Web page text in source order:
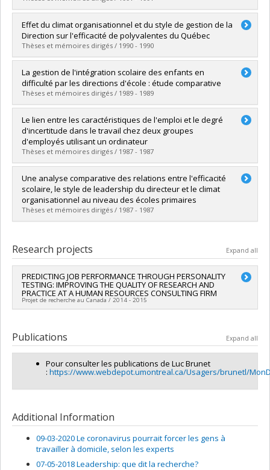
Lien vers le document dans Papyrus
Graduate :Chagnon, Yves
Cycle :Doctoral
Grade :Ph. D.
Lien vers le document dans Papyrus
Effet du climat organisationnel et du style de gestion de la
Direction sur l'efficacité de polyvalentes du Québec
Thèses et mémoires dirigés / 1990 - 1990
Graduate :Corriveau, Lise
Cycle :Doctoral
Grade :Ph. D.
Lien vers le document dans Papyrus
La gestion de l'intégration scolaire des enfants en
difficulté par les directions d'école : étude comparative
Thèses et mémoires dirigés / 1989 - 1989
Graduate :Parent, Ghyslain
Cycle :Doctoral
Grade :Ph. D.
Lien vers le document dans Papyrus
Le lien entre les caractéristiques de l'emploi et le degré
d'incertitude dans le travail chez deux groupes
d'employés utilisant un ordinateur
Thèses et mémoires dirigés / 1987 - 1987
Graduate :Bérard, Jocelyn
Cycle :Master's
Grade :M. Sc.
Lien vers le document dans Papyrus
Une analyse comparative des relations entre l'efficacité
scolaire, le style de leadership du directeur et le climat
organisationnel au niveau des écoles primaires
Thèses et mémoires dirigés / 1987 - 1987
Cycle :Doctoral
Grade :Ph. D.
Lien vers le document dans Papyrus
Research projects Expand all
PREDICTING JOB PERFORMANCE THROUGH PERSONALITY
TESTING: IMPROVING THE QUALITY OF RESEARCH AND
PRACTICE AT A HUMAN RESOURCES CONSULTING FIRM
Projet de recherche au Canada / 2014 - 2015
Funding sources:
Innovation, Sciences et Développement
économique Canada , FRQNT/Fonds de recherche du Québec
- Nature et technologies (FQRNT)
Grant programs:, PVXXXXXX-Stage Accélération Quebec FRQ-
NT et MITACS
Publications Expand all
Pour consulter les publications de Luc Brunet
: https://www.webdepot.umontreal.ca/Usagers/brunetl/
Additional Information
09-03-2020 Le coronavirus pourrait forcer les gens à
travailler à domicile, selon les experts
07-05-2018 Leadership: que dit la recherche?